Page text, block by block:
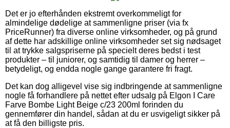
Det er jo efterhånden ekstremt overkommeligt for
almindelige dødelige at sammenligne priser (via fx
PriceRunner) fra diverse online virksomheder, og på grund
af dette har adskillige online virksomheder set sig nødsaget
til at trykke salgspriserne på specielt deres bedst i test
produkter – til juniorer, og samtidig til damer og herrer –
betydeligt, og endda nogle gange garantere fri fragt.
Det kan dog alligevel vise sig indbringende at sammenligne
nogle få forhandlere på nettet efter udsalg på Elgon I Care
Farve Bombe Light Beige c/23 200ml forinden du
gennemfører din handel, sådan at du er usvigeligt sikker på
at få den billigste pris.